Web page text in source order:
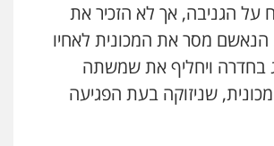
על הגניבה, אך לא הזכיר את
הנאשם מסר את המכונית לאחיו
בחדרה ויחליף את שמשתה
שניזוקה בעת הפגיעה